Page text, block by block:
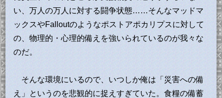
い、万人の万人に対する闘争状態……そんなマッドマ
ックスやFalloutのようなポストアポカリプスに対して
の、物理的・心理的備えを強いられているのが我々な
のだ。
そんな環境にいるので、いつしか俺は「災害への備
え」というのを悲観的に捉えすぎていた。食糧の備蓄